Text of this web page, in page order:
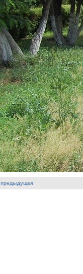
предыдущая